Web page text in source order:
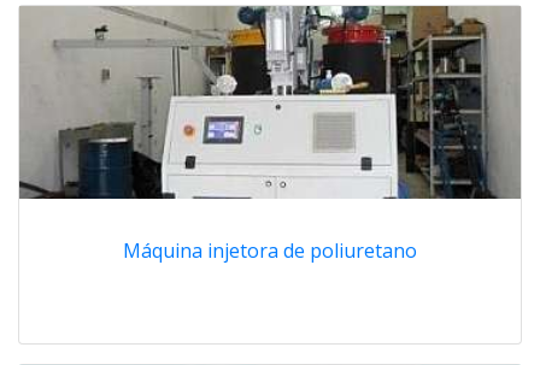
Máquina injetora de poliuretano